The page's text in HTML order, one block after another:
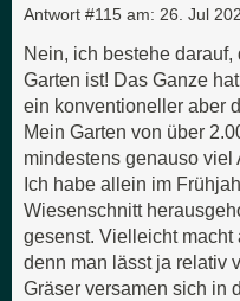
Antwort #115 am: 26. Jul
Nein, ich bestehe
Garten ist! Das Ganze
ein konventioneller aber
Mein Garten von über
mindestens genauso viel
Ich habe allein im
Wiesenschnitt
gesenst. Vielleicht macht
denn man lässt ja relativ
Gräser versamen sich in